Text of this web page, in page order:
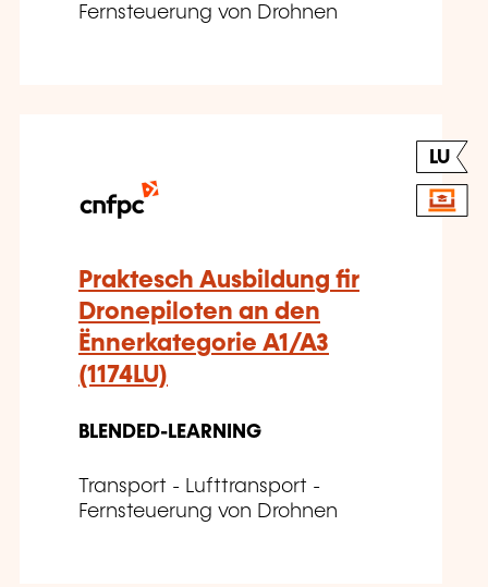
Fernsteuerung von Drohnen
LU
Praktesch Ausbildung fir
Dronepiloten an den
Ënnerkategorie A1/A3
(1174LU)
BLENDED-LEARNING
Transport - Lufttransport -
Fernsteuerung von Drohnen